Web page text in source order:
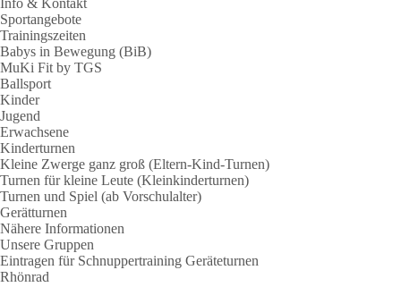
Info & Kontakt
Sportangebote
Trainingszeiten
Babys in Bewegung (BiB)
MuKi Fit by TGS
Ballsport
Kinder
Jugend
Erwachsene
Kinderturnen
Kleine Zwerge ganz groß (Eltern-Kind-Turnen)
Turnen für kleine Leute (Kleinkinderturnen)
Turnen und Spiel (ab Vorschulalter)
Gerätturnen
Nähere Informationen
Unsere Gruppen
Eintragen für Schnuppertraining Geräteturnen
Rhönrad